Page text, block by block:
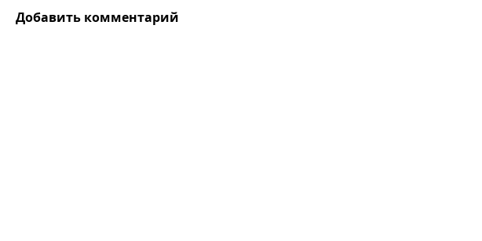
Добавить комментарий